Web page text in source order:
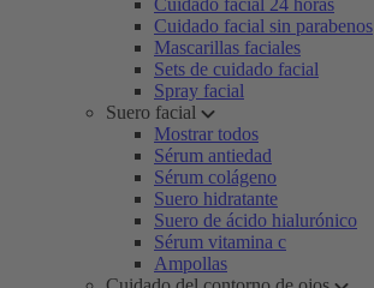
Cuidado facial 24 horas
Cuidado facial sin parabenos
Mascarillas faciales
Sets de cuidado facial
Spray facial
Suero facial
Mostrar todos
Sérum antiedad
Sérum colágeno
Suero hidratante
Suero de ácido hialurónico
Sérum vitamina c
Ampollas